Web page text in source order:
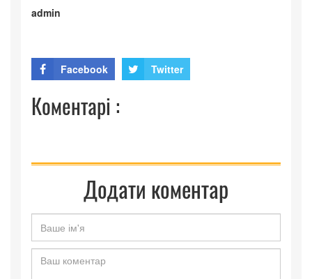
admin
Facebook Twitter
Коментарі :
Додати коментар